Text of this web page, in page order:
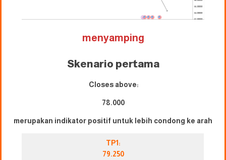
menyamping
Skenario pertama
Closes above:
78.000
merupakan indikator positif untuk lebih condong ke arah
TP1:
79.250